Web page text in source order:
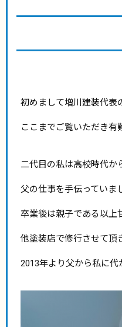
初めまして増川建装代表
ここまでご覧いただき有
二代目の私は高校時代か
父の仕事を手伝っていま
卒業後は親子である以上
他塗装店で修行させて頂
2013年より父から私に代